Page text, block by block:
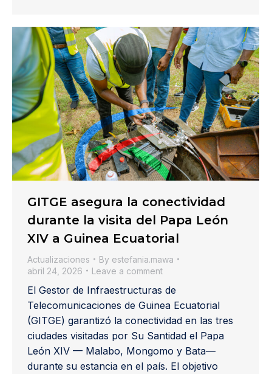
GITGE asegura la conectividad
durante la visita del Papa León
XIV a Guinea Ecuatorial
Actualizaciones By estefania.mawa
abril 24, 2026
Leave a comment
El Gestor de Infraestructuras de
Telecomunicaciones de Guinea Ecuatorial
(GITGE) garantizó la conectividad en las tres
ciudades visitadas por Su Santidad el Papa
León XIV — Malabo, Mongomo y Bata—
durante su estancia en el país. El objetivo